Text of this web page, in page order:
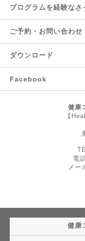
プログラムを経験なさ
ご予約・お問い合わせ
ダウンロード
Facebook
健康
【
電
メー
健康